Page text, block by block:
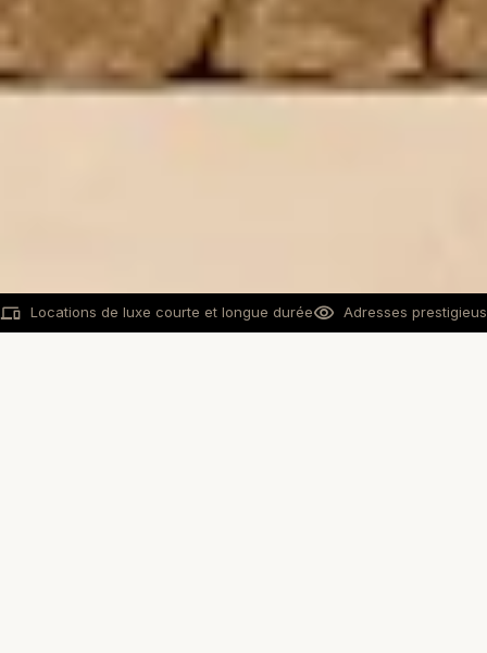
Locations de luxe courte et longue durée Adresses